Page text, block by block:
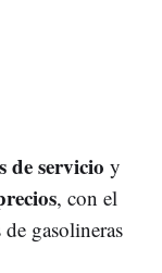
de servicio y
, con el
gasolineras